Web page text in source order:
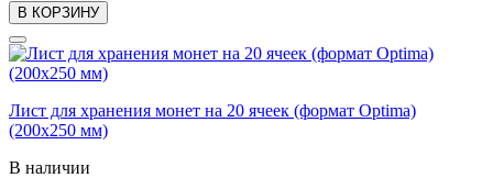
В КОРЗИНУ
Лист для хранения монет на 20 ячеек (формат Optima)
(200х250 мм)
В наличии